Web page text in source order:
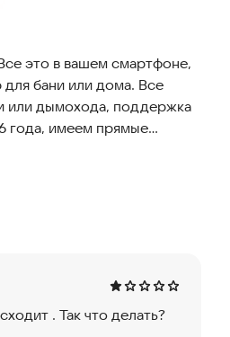
это в вашем смартфоне,
бани или дома. Все
или дымохода, поддержка
года, имеем прямые
во многих
ассортимент в
. Так что делать?